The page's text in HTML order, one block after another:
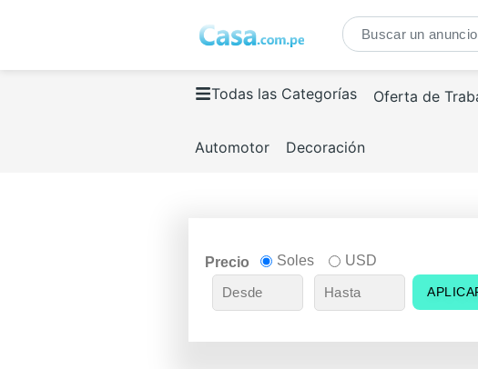
Todas las Categorías Oferta de
Automotor Decoración
Precio Soles USD